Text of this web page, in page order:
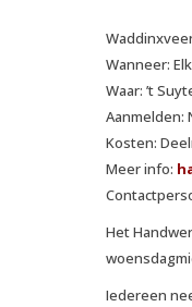
Wanneer:
Waar: ’t
Aanmelden:
Kosten:
Meer info:
Het
Iedereen